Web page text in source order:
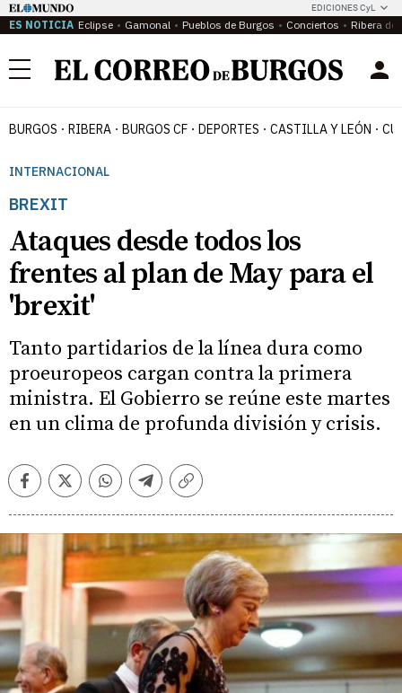
EDICIONES CyL
ES NOTICIA Eclipse Gamonal Pueblos de Burgos Conciertos Ribera del
Menú
BURGOS RIBERA BURGOS CF DEPORTES CASTILLA Y LEÓN
INTERNACIONAL
BREXIT
Ataques desde todos los
frentes al plan de May para el
'brexit'
Tanto partidarios de la línea dura como
proeuropeos cargan contra la primera
ministra. El Gobierro se reúne este martes
en un clima de profunda división y crisis.
FacebookTwitterWhatsappTelegramCopiar